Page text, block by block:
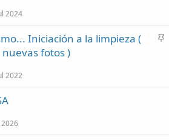
a
2024
A
Iniciación a la limpieza (
fotos )
2022
2026